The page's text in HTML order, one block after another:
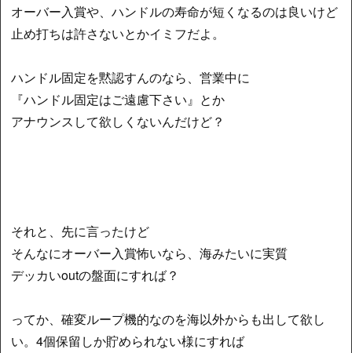
オーバー入賞や、ハンドルの寿命が短くなるのは良いけど
止め打ちは許さないとかイミフだよ。
ハンドル固定を黙認すんのなら、営業中に
『ハンドル固定はご遠慮下さい』とか
アナウンスして欲しくないんだけど？
それと、先に言ったけど
そんなにオーバー入賞怖いなら、海みたいに実質
デッカいoutの盤面にすれば？
ってか、確変ループ機的なのを海以外からも出して欲し
い。4個保留しか貯められない様にすれば